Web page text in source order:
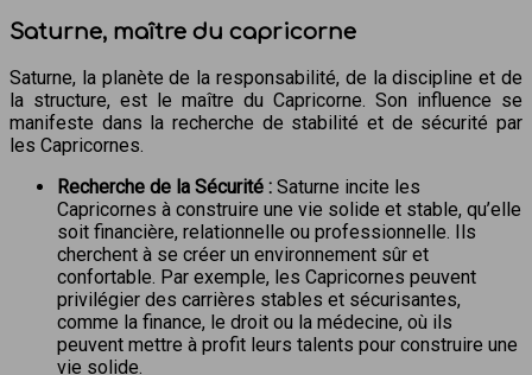
Saturne, maître du capricorne
Saturne, la planète de la responsabilité, de la discipline et de
la structure, est le maître du Capricorne. Son influence se
manifeste dans la recherche de stabilité et de sécurité par
les Capricornes.
Recherche de la Sécurité : Saturne incite les
Capricornes à construire une vie solide et stable, qu’elle
soit financière, relationnelle ou professionnelle. Ils
cherchent à se créer un environnement sûr et
confortable. Par exemple, les Capricornes peuvent
privilégier des carrières stables et sécurisantes,
comme la finance, le droit ou la médecine, où ils
peuvent mettre à profit leurs talents pour construire une
vie solide.